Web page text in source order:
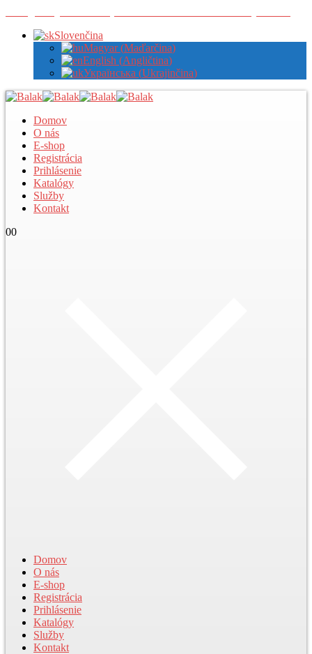
Slovenčina
Magyar (Maďarčina)
English (Angličtina)
Українська (Ukrajinčina)
Domov
O nás
E-shop
Registrácia
Prihlásenie
Katalógy
Služby
Kontakt
00
Domov
O nás
E-shop
Registrácia
Prihlásenie
Katalógy
Služby
Kontakt